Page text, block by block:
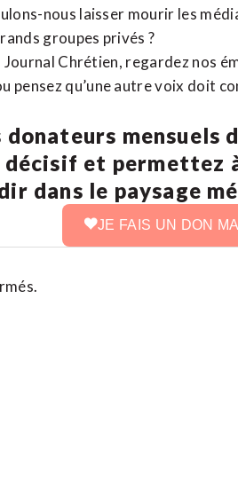
nous laisser mourir les
groupes privés ?
Journal Chrétien, regardez nos
pensez qu’une autre voix doit
mensuels
et permettez
dans le paysage
JE FAIS UN DON